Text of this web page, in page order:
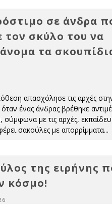
σε άνδρα
τον σκύλο του να
τα
απασχόλησε τις αρχές
όταν ένας άνδρας βρέθηκε
σύμφωνα με τις αρχές,
σακούλες με απορρίμματα...
της ειρήνης
κόσμο!